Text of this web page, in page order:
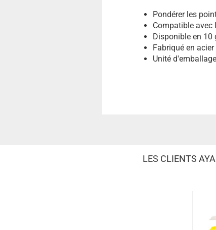
Pondérer les
Compatible avec
Disponible en 10
Fabriqué en
Unité
LES CLIENTS